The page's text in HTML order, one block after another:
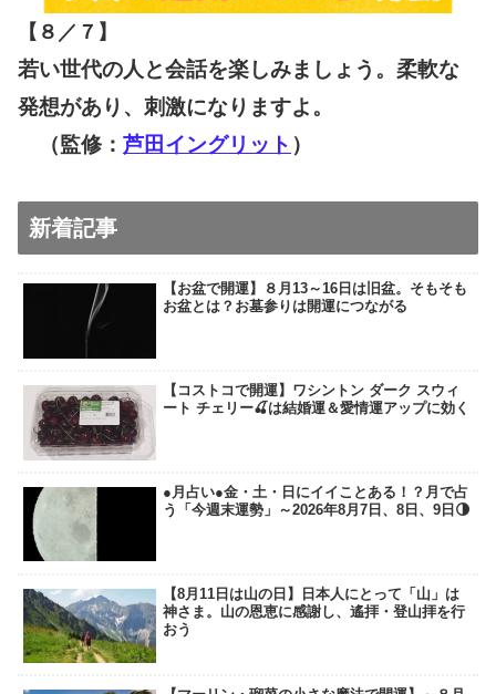
【８／７ 】
若い世代の人と会話を楽しみましょう。柔軟な
発想があり、刺激になりますよ。
（監修： 芦田イングリット ）
新着記事
【お盆で開運】８月13～16日は旧盆。そもそも
お盆とは？お墓参りは開運につながる
【コストコで開運】ワシントン ダーク スウィ
ート チェリー🍒は結婚運＆愛情運アップに効く
●月占い●金・土・日にイイことある！？月で占
う「今週末運勢」～2026年8月7日、8日、9日🌗
【8月11日は山の日】日本人にとって「山」は
神さま。山の恩恵に感謝し、遙拝・登山拝を行
おう